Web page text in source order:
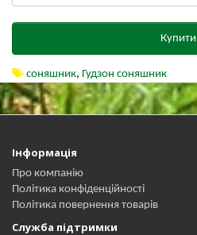
Купити
соняшник, Гудзон соняшник
Інформація
Про компанію
Політика конфіденційності
Політика повернення товарів
Служба підтримки